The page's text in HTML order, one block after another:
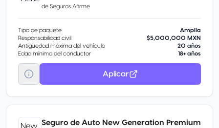
de Seguros Afirme
Tipo de paquete
Amplia
Responsabilidad civil
$5,000,000 MXN
Antigüedad máxima del vehículo
20 años
Edad mínima del conductor
18+ años
Aplicar
Seguro de Auto New Generation Premium